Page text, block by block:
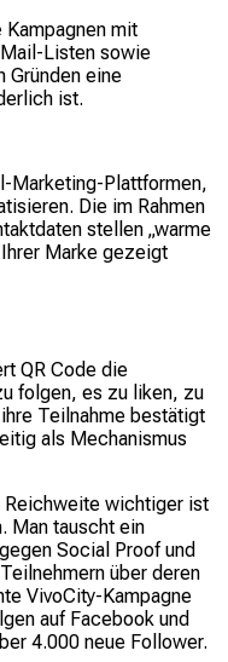
Kampagnen mit
Listen sowie
Gründen eine
ist.
Marketing-Plattformen,
Die im Rahmen
stellen „warme
Marke gezeigt
QR Code die
folgen, es zu liken, zu
Teilnahme bestätigt
als Mechanismus
Reichweite wichtiger ist
Man tauscht ein
Social Proof und
über deren
VivoCity-Kampagne
auf Facebook und
4.000 neue Follower.